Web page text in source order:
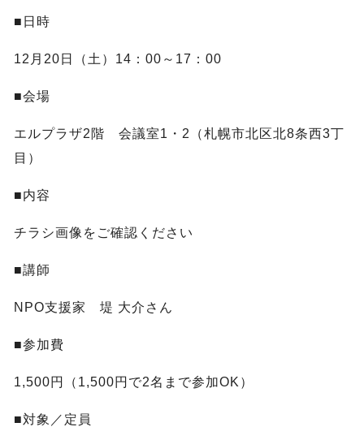
■日時
12月20日（土）14：00～17：00
■会場
エルプラザ2階 会議室1・2（札幌市北区北8条西3丁
目）
■内容
チラシ画像をご確認ください
■講師
NPO支援家 堤 大介さん
■参加費
1,500円（1,500円で2名まで参加OK）
■対象／定員